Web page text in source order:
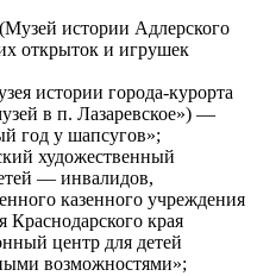
истории Адлерского
открыток и игрушек
истории города-курорта
в п. Лазаревское») —
год у шапсугов»;
художественный
— инвалидов,
казенного учреждения
Краснодарского края
центр для детей
возможностями»;